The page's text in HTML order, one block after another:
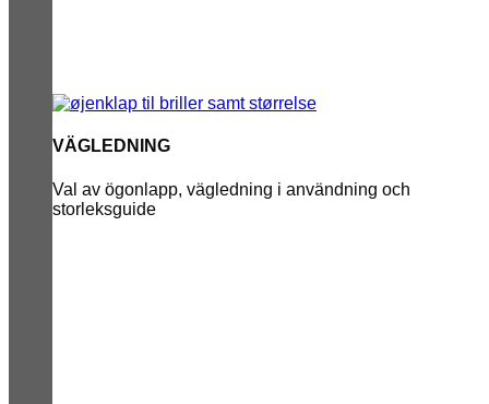
VÄGLEDNING
Val av ögonlapp, vägledning i användning och
storleksguide